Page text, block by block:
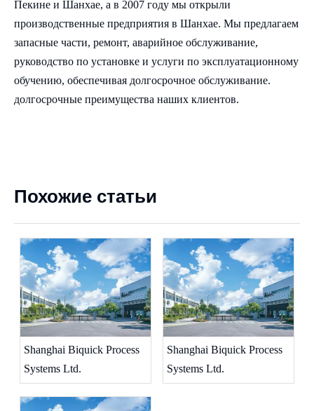
Пекине и Шанхае, а в 2007 году мы открыли
производственные предприятия в Шанхае. Мы предлагаем
запасные части, ремонт, аварийное обслуживание,
руководство по установке и услуги по эксплуатационному
обучению, обеспечивая долгосрочное обслуживание.
долгосрочные преимущества наших клиентов.
Похожие статьи
Shanghai Biquick Process
Systems Ltd.
Shanghai Biquick Process
Systems Ltd.